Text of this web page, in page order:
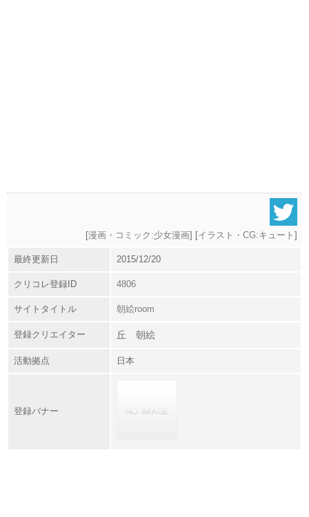
[漫画・コミック:少女漫画] [イラスト・CG:キュート ]
最終更新日 2015/12/20
クリコレ登録ID 4806
サイトタイトル 朝絵room
登録クリエイター 丘 朝絵
活動拠点 日本
登録バナー